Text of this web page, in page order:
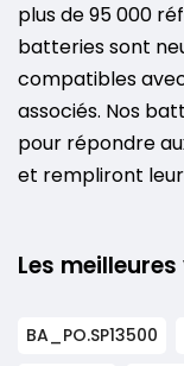
plus de 95 000
batteries sont
compatibles
associés. Nos
pour répondre
et rempliront
Les
BA_PO.SP13500